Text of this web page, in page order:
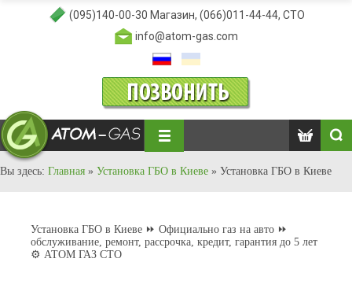
(095)140-00-30 Магазин, (066)011-44-44, СТО
info@atom-gas.com
Вы здесь: Главная » Установка ГБО в Киеве » Установка ГБО в Киеве
Установка ГБО в Киеве ⏩ Официально газ на авто ⏩
обслуживание, ремонт, рассрочка, кредит, гарантия до 5 лет
⚙️ АТОМ ГАЗ СТО